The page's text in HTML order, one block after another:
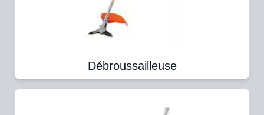
Débroussailleuse